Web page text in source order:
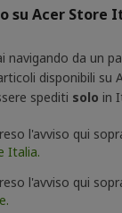
del prodotto.
su Acer Store
da un
disponibili su
spediti solo in
l'avviso qui
Italia.
l'avviso qui